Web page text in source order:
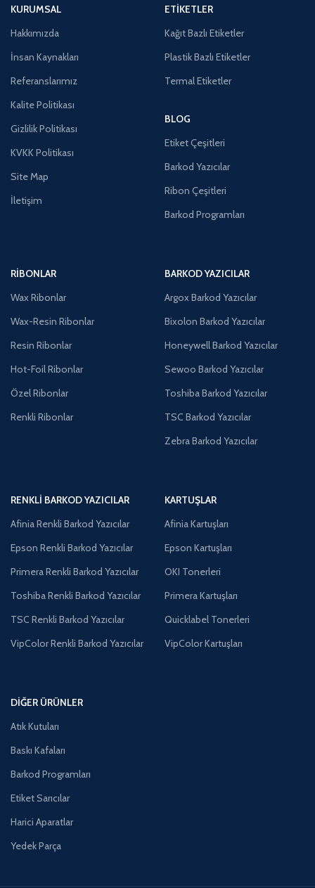
KURUMSAL
Hakkımızda
İnsan Kaynakları
Referanslarımız
Kalite Politikası
Gizlilik Politikası
KVKK Politikası
Site Map
İletişim
ETIKETLER
Kağıt Bazlı Etiketler
Plastik Bazlı Etiketler
Termal Etiketler
BLOG
Etiket Çeşitleri
Barkod Yazıcılar
Ribon Çeşitleri
Barkod Programları
RIBONLAR
Wax Ribonlar
Wax-Resin Ribonlar
Resin Ribonlar
Hot-Foil Ribonlar
Özel Ribonlar
Renkli Ribonlar
BARKOD YAZICILAR
Argox Barkod Yazıcılar
Bixolon Barkod Yazıcılar
Honeywell Barkod Yazıcılar
Sewoo Barkod Yazıcılar
Toshiba Barkod Yazıcılar
TSC Barkod Yazıcılar
Zebra Barkod Yazıcılar
RENKLI BARKOD YAZICILAR
Afinia Renkli Barkod Yazıcılar
Epson Renkli Barkod Yazıcılar
Primera Renkli Barkod Yazıcılar
Toshiba Renkli Barkod Yazıcılar
TSC Renkli Barkod Yazıcılar
VipColor Renkli Barkod Yazıcılar
KARTUŞLAR
Afinia Kartuşları
Epson Kartuşları
OKI Tonerleri
Primera Kartuşları
Quicklabel Tonerleri
VipColor Kartuşları
DIĞER ÜRÜNLER
Atık Kutuları
Baskı Kafaları
Barkod Programları
Etiket Sarıcılar
Harici Aparatlar
Yedek Parça